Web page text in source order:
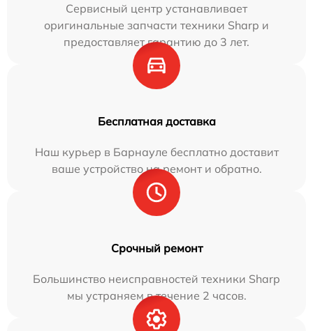
Сервисный центр устанавливает
оригинальные запчасти техники Sharp и
предоставляет гарантию до 3 лет.
Бесплатная доставка
Наш курьер в Барнауле бесплатно доставит
ваше устройство на ремонт и обратно.
Срочный ремонт
Большинство неисправностей техники Sharp
мы устраняем в течение 2 часов.